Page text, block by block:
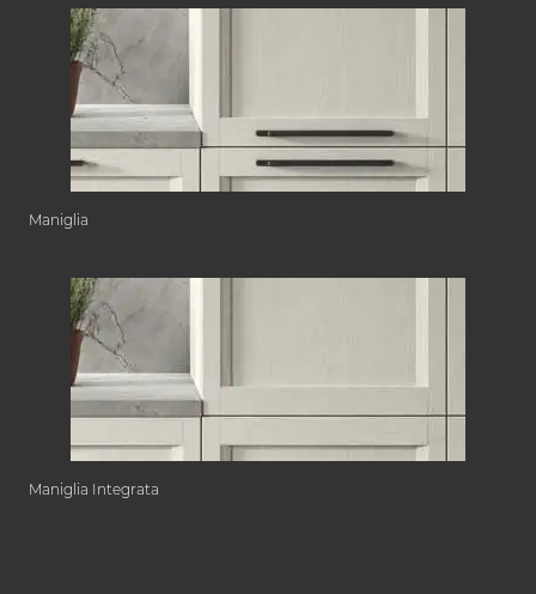
Maniglia
Maniglia Integrata